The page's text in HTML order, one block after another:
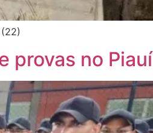
provas no Piauí